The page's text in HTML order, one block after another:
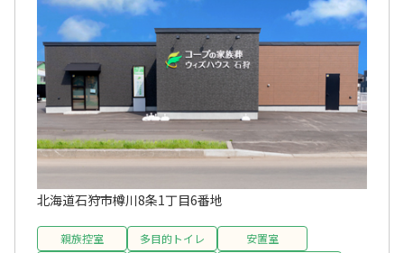
北海道石狩市樽川8条1丁目6番地
親族控室 多目的トイレ
安置室